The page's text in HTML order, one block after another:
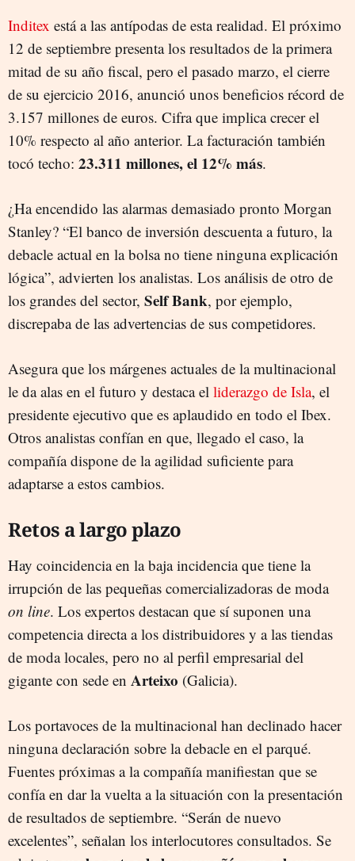
Inditex está a las antípodas de esta realidad. El próximo
12 de septiembre presenta los resultados de la primera
mitad de su año fiscal, pero el pasado marzo, el cierre
de su ejercicio 2016, anunció unos beneficios récord de
3.157 millones de euros. Cifra que implica crecer el
10% respecto al año anterior. La facturación también
tocó techo: 23.311 millones, el 12% más.
¿Ha encendido las alarmas demasiado pronto Morgan
Stanley? “El banco de inversión descuenta a futuro, la
debacle actual en la bolsa no tiene ninguna explicación
lógica”, advierten los analistas. Los análisis de otro de
los grandes del sector, Self Bank, por ejemplo,
discrepaba de las advertencias de sus competidores.
Asegura que los márgenes actuales de la multinacional
le da alas en el futuro y destaca el liderazgo de Isla, el
presidente ejecutivo que es aplaudido en todo el Ibex.
Otros analistas confían en que, llegado el caso, la
compañía dispone de la agilidad suficiente para
adaptarse a estos cambios.
Retos a largo plazo
Hay coincidencia en la baja incidencia que tiene la
irrupción de las pequeñas comercializadoras de moda
on line. Los expertos destacan que sí suponen una
competencia directa a los distribuidores y a las tiendas
de moda locales, pero no al perfil empresarial del
gigante con sede en Arteixo (Galicia).
Los portavoces de la multinacional han declinado hacer
ninguna declaración sobre la debacle en el parqué.
Fuentes próximas a la compañía manifiestan que se
confía en dar la vuelta a la situación con la presentación
de resultados de septiembre. “Serán de nuevo
excelentes”, señalan los interlocutores consultados. Se